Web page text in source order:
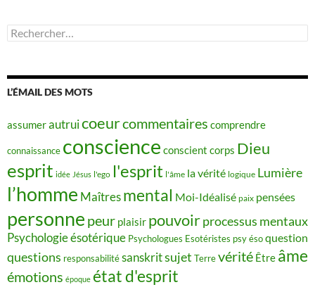
Rechercher :
L’ÉMAIL DES MOTS
assumerautruicoeurcommentaires comprendre
connaissance conscience conscient corps Dieu
esprit idée Jésus l'ego l'esprit l'âme la vérité logique Lumière
l’homme Maîtres mental Moi-Idéalisé paix pensées
personne peur plaisir pouvoirprocessus mentaux
Psychologie ésotérique Psychologues Esotéristes psy ésoquestion
questions responsabilitésanskritsujet Terrevérité Être âme
émotions époque état d'esprit